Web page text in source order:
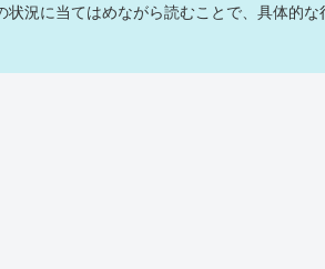
状況に当てはめながら読むことで、具体的な